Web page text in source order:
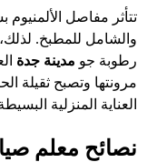
تتأثر مفاصل
والشامل للمطبخ.
رطوبة جو مدينة جدة
مرونتها وتصبح ثقيلة
العناية المنزلية
نصائح معلم